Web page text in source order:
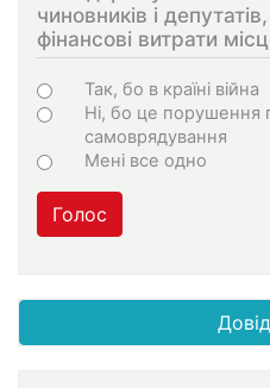
чиновників і
фінансові витрати
Варіанти
Так, бо в країні війна
Ні, бо це порушення
самоврядування
Мені все одно
Голос